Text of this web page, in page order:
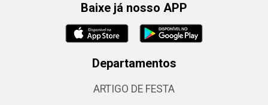
Baixe já nosso APP
Departamentos
ARTIGO DE FESTA